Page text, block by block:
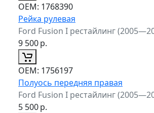
ОЕМ: 1768390
Рейка рулевая
Ford Fusion I рестайлинг
9 500р.
ОЕМ: 1756197
Полуось передняя правая
Ford Fusion I рестайлинг
5 500р.